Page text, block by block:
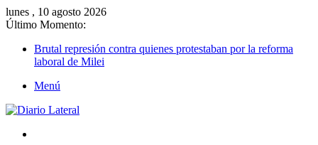
lunes , 10 agosto 2026
Último Momento:
Brutal represión contra quienes protestaban por la reforma
laboral de Milei
Menú